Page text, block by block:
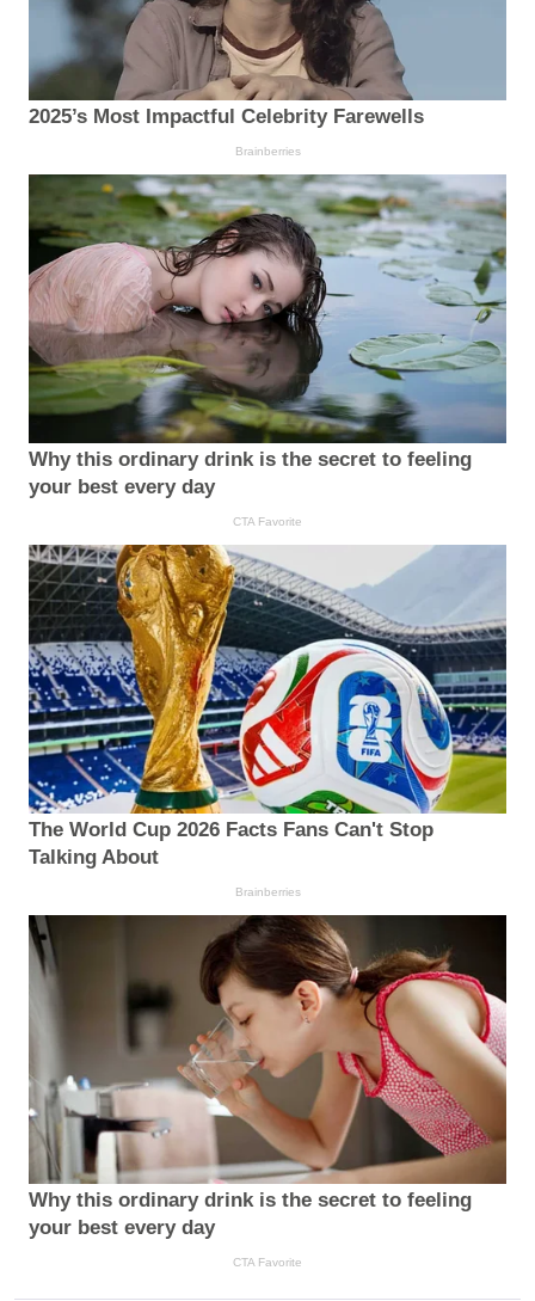
2025’s Most Impactful Celebrity Farewells
Brainberries
Why this ordinary drink is the secret to feeling
your best every day
CTA Favorite
The World Cup 2026 Facts Fans Can't Stop
Talking About
Brainberries
Why this ordinary drink is the secret to feeling
your best every day
CTA Favorite